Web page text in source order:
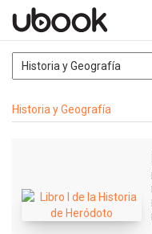
Historia y Geografía